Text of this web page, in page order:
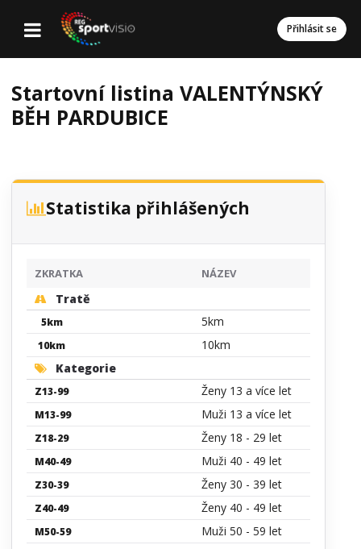
Přihlásit se
Startovní listina VALENTÝNSKÝ
BĚH PARDUBICE
Statistika přihlášených
ZKRATKA NÁZEV
Tratě
5km 5km
10km
10km
Kategorie
Z13-99 Ženy 13 a více let
M13-99 Muži 13 a více let
Z18-29 Ženy 18 - 29 let
M40-49 Muži 40 - 49 let
Z30-39 Ženy 30 - 39 let
Z40-49 Ženy 40 - 49 let
M50-59 Muži 50 - 59 let